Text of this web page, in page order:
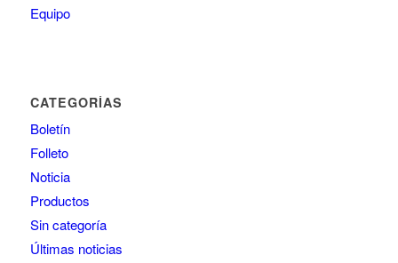
Equipo
CATEGORÍAS
Boletín
Folleto
Noticia
Productos
Sin categoría
Últimas noticias